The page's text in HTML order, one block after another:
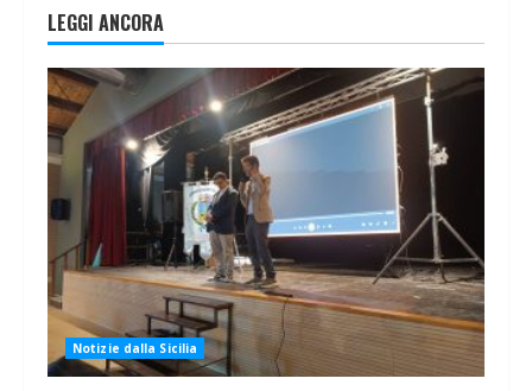
LEGGI ANCORA
Notizie dalla Sicilia